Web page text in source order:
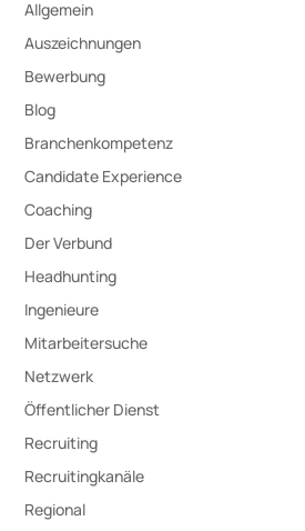
Allgemein
Auszeichnungen
Bewerbung
Blog
Branchenkompetenz
Candidate Experience
Coaching
Der Verbund
Headhunting
Ingenieure
Mitarbeitersuche
Netzwerk
Öffentlicher Dienst
Recruiting
Recruitingkanäle
Regional